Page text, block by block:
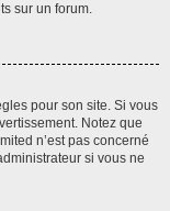
sur un forum.
pour son site. Si vous
Notez que
n’est pas concerné
si vous ne